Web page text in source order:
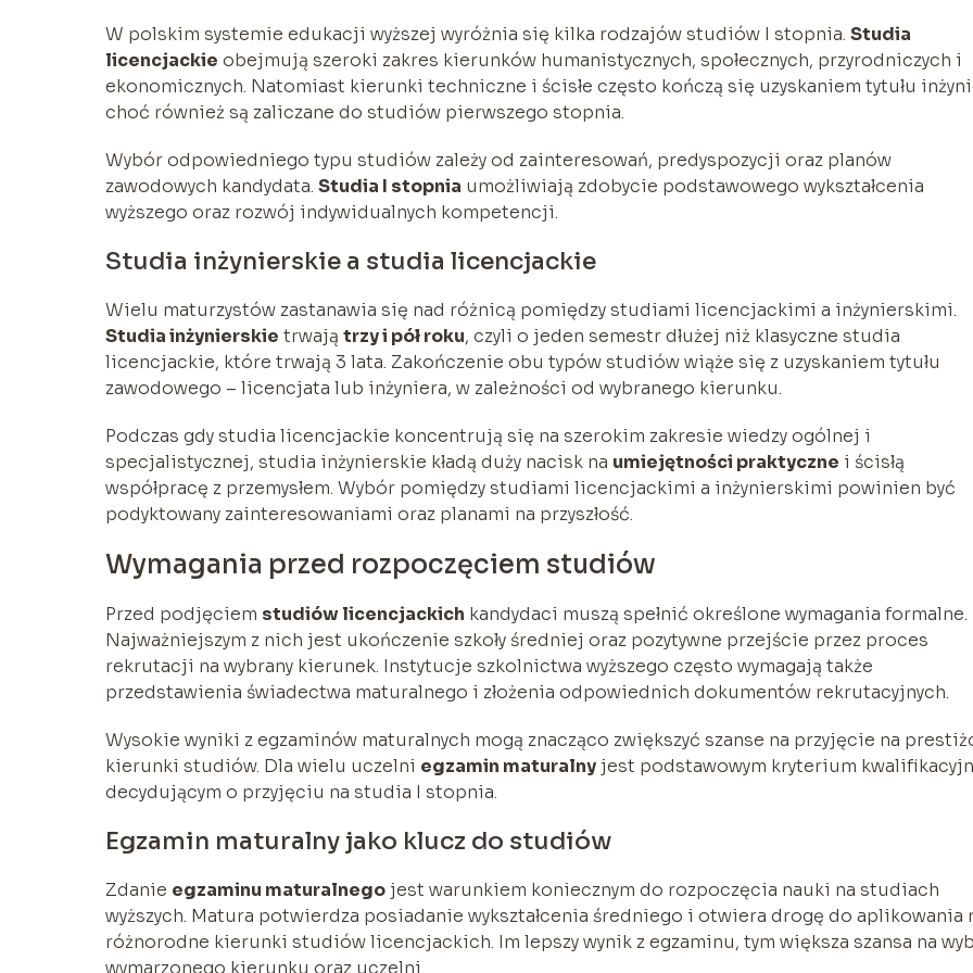
W polskim systemie edukacji wyższej wyróżnia się kilka rodzajów studiów I stopnia. Studia
licencjackie obejmują szeroki zakres kierunków humanistycznych, społecznych, przyrodniczych i
ekonomicznych. Natomiast kierunki techniczne i ścisłe często kończą się uzyskaniem tytułu
choć również są zaliczane do studiów pierwszego stopnia.
Wybór odpowiedniego typu studiów zależy od zainteresowań, predyspozycji oraz planów
zawodowych kandydata. Studia I stopnia umożliwiają zdobycie podstawowego wykształcenia
wyższego oraz rozwój indywidualnych kompetencji.
Studia inżynierskie a studia licencjackie
Wielu maturzystów zastanawia się nad różnicą pomiędzy studiami licencjackimi a inżynierskimi.
Studia inżynierskie trwają trzy i pół roku, czyli o jeden semestr dłużej niż klasyczne studia
licencjackie, które trwają 3 lata. Zakończenie obu typów studiów wiąże się z uzyskaniem tytułu
zawodowego – licencjata lub inżyniera, w zależności od wybranego kierunku.
Podczas gdy studia licencjackie koncentrują się na szerokim zakresie wiedzy ogólnej i
specjalistycznej, studia inżynierskie kładą duży nacisk na umiejętności praktyczne i ścisłą
współpracę z przemysłem. Wybór pomiędzy studiami licencjackimi a inżynierskimi powinien być
podyktowany zainteresowaniami oraz planami na przyszłość.
Wymagania przed rozpoczęciem studiów
Przed podjęciem studiów licencjackich kandydaci muszą spełnić określone wymagania formalne.
Najważniejszym z nich jest ukończenie szkoły średniej oraz pozytywne przejście przez proces
rekrutacji na wybrany kierunek. Instytucje szkolnictwa wyższego często wymagają także
przedstawienia świadectwa maturalnego i złożenia odpowiednich dokumentów rekrutacyjnych.
Wysokie wyniki z egzaminów maturalnych mogą znacząco zwiększyć szanse na przyjęcie na
kierunki studiów. Dla wielu uczelni egzamin maturalny jest podstawowym kryterium
decydującym o przyjęciu na studia I stopnia.
Egzamin maturalny jako klucz do studiów
Zdanie egzaminu maturalnego jest warunkiem koniecznym do rozpoczęcia nauki na studiach
wyższych. Matura potwierdza posiadanie wykształcenia średniego i otwiera drogę do aplikowania
różnorodne kierunki studiów licencjackich. Im lepszy wynik z egzaminu, tym większa szansa na
wymarzonego kierunku oraz uczelni.